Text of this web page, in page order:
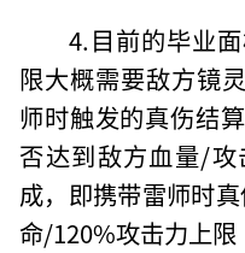
4.目前的毕业
限大概需要敌方镜
师时触发的真伤结
否达到敌方血量/
成，即携带雷师时
命/120%攻击力上限